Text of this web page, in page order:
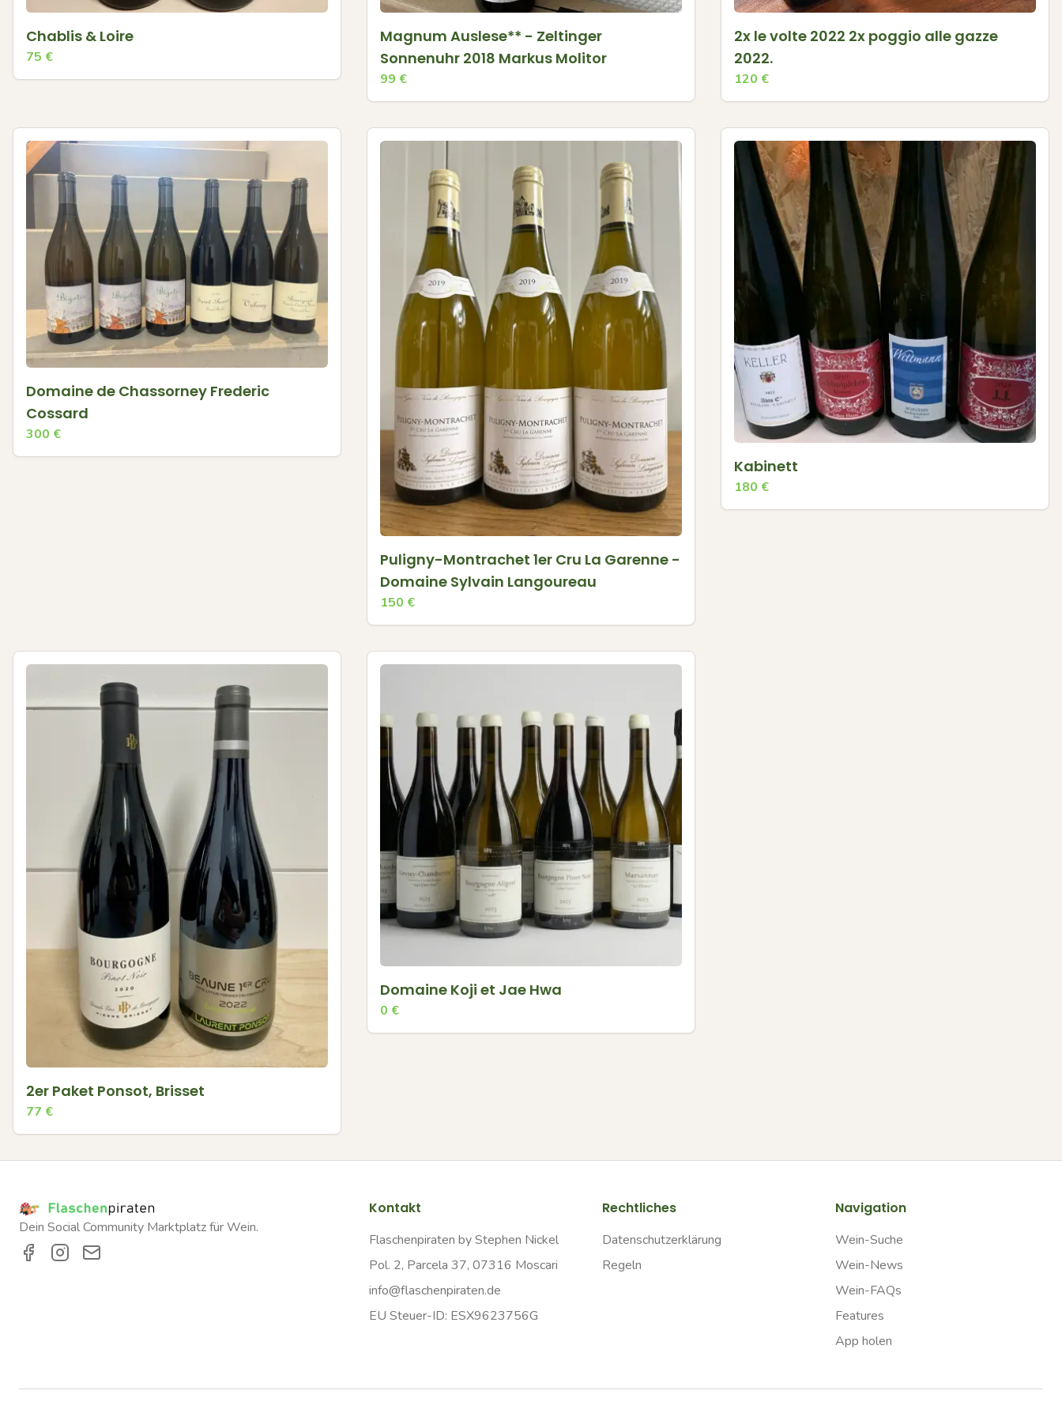
Chablis & Loire
75 €
Magnum Auslese** - Zeltinger
Sonnenuhr 2018 Markus Molitor
99 €
2x le volte 2022 2x poggio alle gazze
2022.
120 €
Domaine de Chassorney Frederic
Cossard
300 €
Puligny-Montrachet 1er Cru La Garenne -
Domaine Sylvain Langoureau
150 €
Kabinett
180 €
2er Paket Ponsot, Brisset
77 €
Domaine Koji et Jae Hwa
0 €
Dein Social Community Marktplatz für Wein.
Kontakt
Flaschenpiraten by Stephen Nickel
Pol. 2, Parcela 37, 07316 Moscari
info@flaschenpiraten.de
EU Steuer-ID: ESX9623756G
Rechtliches
Datenschutzerklärung
Regeln
Navigation
Wein-Suche
Wein-News
Wein-FAQs
Features
App holen